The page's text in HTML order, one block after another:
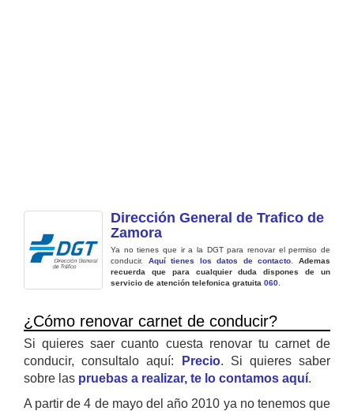
Dirección General de Trafico de
Zamora
Ya no tienes que ir a la DGT para renovar el permiso de
conducir. Aquí tienes los datos de contacto .Ademas
recuerda que para cualquier duda dispones de un
servicio de atención telefonica gratuita 060
¿Cómo renovar carnet de conducir?
Si quieres saer cuanto cuesta renovar tu carnet de
conducir, consultalo aquí:
Precio. Si quieres saber
sobre las pruebas a realizar, te lo contamos aquí.
A partir de 4 de mayo del año 2010 ya no tenemos que